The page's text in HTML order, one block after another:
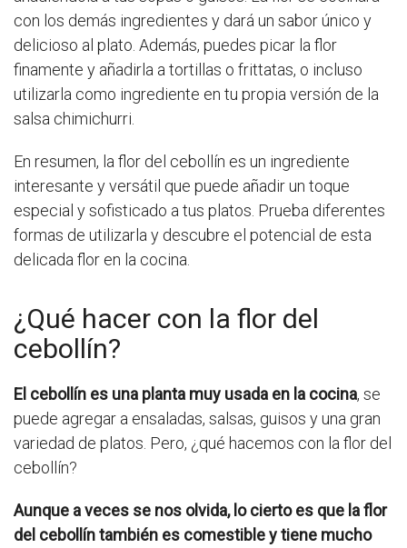
con los demás ingredientes y dará un sabor único y
delicioso al plato. Además, puedes picar la flor
finamente y añadirla a tortillas o frittatas, o incluso
utilizarla como ingrediente en tu propia versión de la
salsa chimichurri.
En resumen, la flor del cebollín es un ingrediente
interesante y versátil que puede añadir un toque
especial y sofisticado a tus platos. Prueba diferentes
formas de utilizarla y descubre el potencial de esta
delicada flor en la cocina.
¿Qué hacer con la flor del
cebollín?
El cebollín es una planta muy usada en la cocina, se
puede agregar a ensaladas, salsas, guisos y una gran
variedad de platos. Pero, ¿qué hacemos con la flor del
cebollín?
Aunque a veces se nos olvida, lo cierto es que la flor
del cebollín también es comestible y tiene mucho